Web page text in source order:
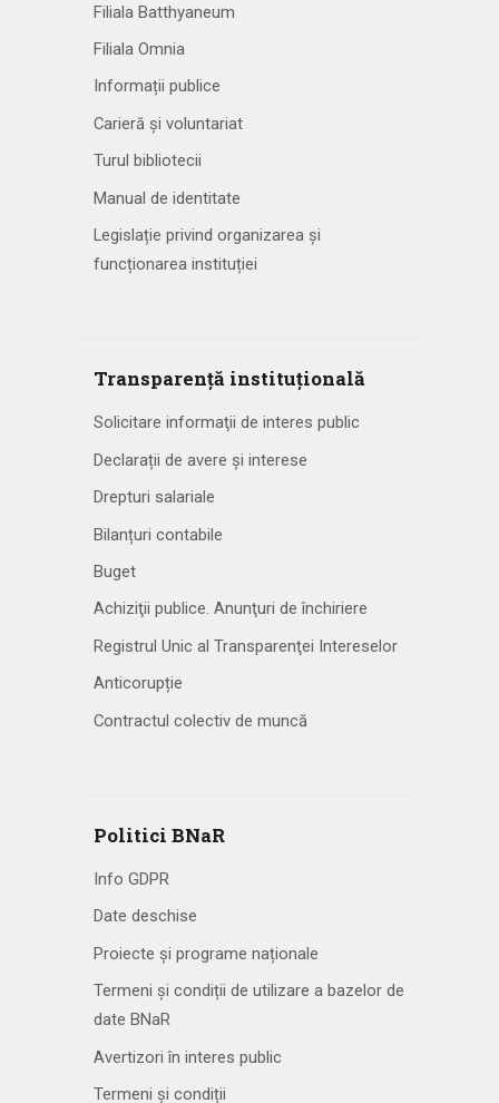
Filiala Batthyaneum
Filiala Omnia
Informații publice
Carieră și voluntariat
Turul bibliotecii
Manual de identitate
Legislație privind organizarea și
funcționarea instituției
Transparență instituțională
Solicitare informaţii de interes public
Declarații de avere și interese
Drepturi salariale
Bilanțuri contabile
Buget
Achiziţii publice. Anunţuri de închiriere
Registrul Unic al Transparenţei Intereselor
Anticorupție
Contractul colectiv de muncă
Politici BNaR
Info GDPR
Date deschise
Proiecte și programe naționale
Termeni și condiții de utilizare a bazelor de
date BNaR
Avertizori în interes public
Termeni și condiții